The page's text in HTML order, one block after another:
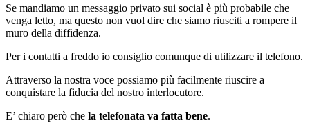
Se mandiamo un messaggio privato sui social è più probabile che
venga letto, ma questo non vuol dire che siamo riusciti a rompere il
muro della diffidenza.
Per i contatti a freddo io consiglio comunque di utilizzare il telefono.
Attraverso la nostra voce possiamo più facilmente riuscire a
conquistare la fiducia del nostro interlocutore.
E’ chiaro però che la telefonata va fatta bene.